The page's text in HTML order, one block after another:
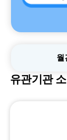
월
유관기관